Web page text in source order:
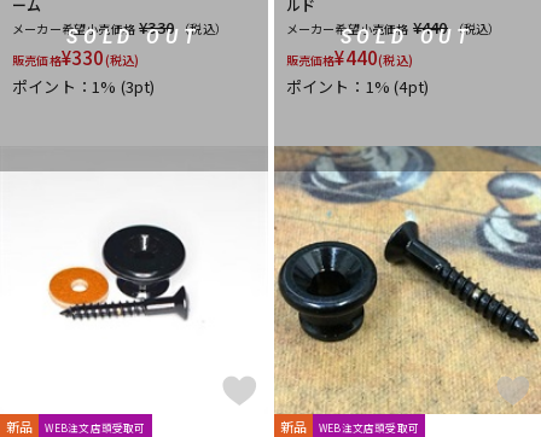
SOLD OUT
ーム
メーカー希望小売価格 ¥330 （税込）
販売価格¥330(税込)
ポイント：1% (3pt)
SOLD OUT
ルド
メーカー希望小売価格 ¥440 （税込）
販売価格¥440(税込)
ポイント：1%(4pt)
新品 WEB注文店頭受取可 新品 WEB注文店頭受取可